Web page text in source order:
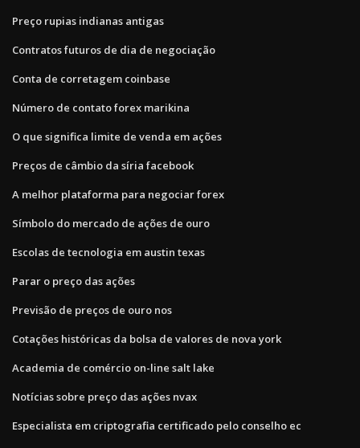
Preço rupias indianas antigas
Contratos futuros de dia de negociação
Conta de corretagem coinbase
Número de contato forex marikina
O que significa limite de venda em ações
Preços de câmbio da síria facebook
A melhor plataforma para negociar forex
Símbolo do mercado de ações de ouro
Escolas de tecnologia em austin texas
Parar o preço das ações
Previsão de preços de ouro nos
Cotações históricas da bolsa de valores de nova york
Academia de comércio on-line salt lake
Notícias sobre preço das ações nvax
Especialista em criptografia certificado pelo conselho ec